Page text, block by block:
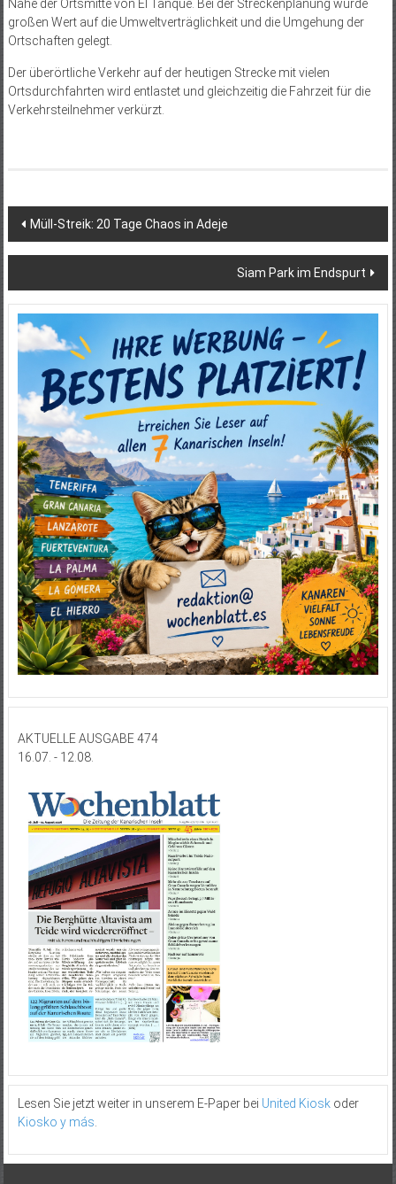
Nähe der Ortsmitte von El Tanque. Bei der Streckenplanung wurde
großen Wert auf die Umweltverträglichkeit und die Umgehung der
Ortschaften gelegt.
Der überörtliche Verkehr auf der heutigen Strecke mit vielen
Ortsdurchfahrten wird entlastet und gleichzeitig die Fahrzeit für die
Verkehrsteilnehmer verkürzt.
Beitragsnavigation
Müll-Streik: 20 Tage Chaos in Adeje
Siam Park im Endspurt
AKTUELLE AUSGABE 474
16.07. - 12.08.
Lesen Sie jetzt weiter in unserem E-Paper bei United Kioskoder
Kiosko y más